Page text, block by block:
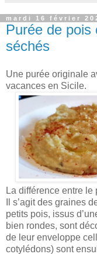
mardi 16 février
Purée de
séchés
Une purée originale
vacances en Sicile.
La différence entre le
Il s’agit des graines
petits pois, issus
bien rondes, sont
de leur enveloppe
cotylédons) sont